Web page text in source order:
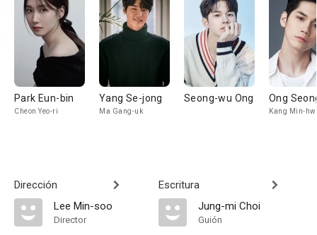
Park Eun-bin
Cheon Yeo-ri
Yang Se-jong
Ma Gang-uk
Seong-wu Ong Ong
Kang Min-
Dirección
Lee Min-soo
Director
Escritura
Jung-mi Choi
Guión